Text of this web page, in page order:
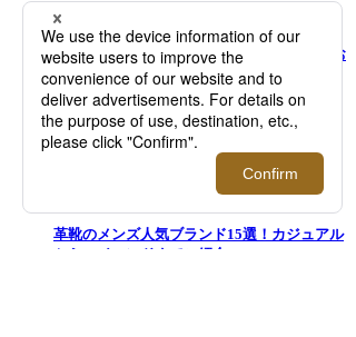
【東京土産】伊勢丹新宿でしか買えない！ お
しゃれなお菓子9選。常温、日持ち◎｜
FOODIE（フーディー）
革靴のメンズ人気ブランド15選！カジュアル
からハイエンドまでご紹介